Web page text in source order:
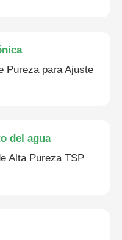
Pureza para Ajuste
del agua
Alta Pureza TSP